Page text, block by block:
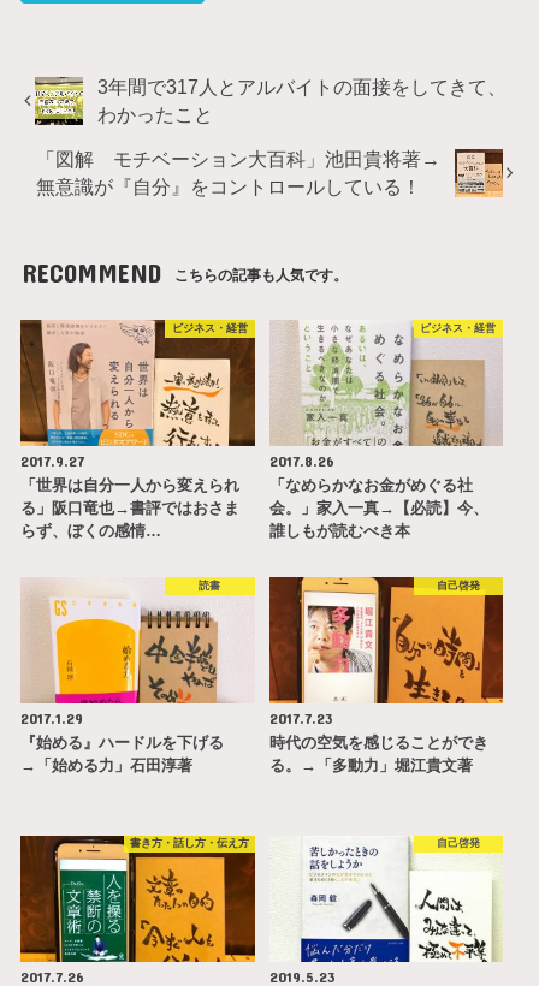
3年間で317人とアルバイトの面接をしてきて、
わかったこと
「図解 モチベーション大百科」池田貴将著→
無意識が『自分』をコントロールしている！
RECOMMEND こちらの記事も人気です。
ビジネス・経営
2017.9.27
「世界は自分一人から変えられ
る」阪口竜也→書評ではおさま
らず、ぼくの感情…
ビジネス・経営
2017.8.26
「なめらかなお金がめぐる社
会。」家入一真→【必読】今、
誰しもが読むべき本
読書
2017.1.29
『始める』ハードルを下げる
→「始める力」石田淳著
自己啓発
2017.7.23
時代の空気を感じることができ
る。→「多動力」堀江貴文著
書き方・話し方・伝え方
2017.7.26
自己啓発
2019.5.23